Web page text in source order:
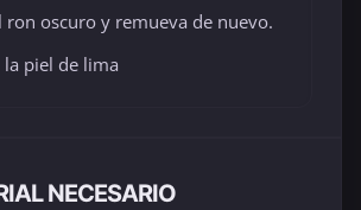
ron oscuro y remueva de nuevo.
la piel de lima
NECESARIO